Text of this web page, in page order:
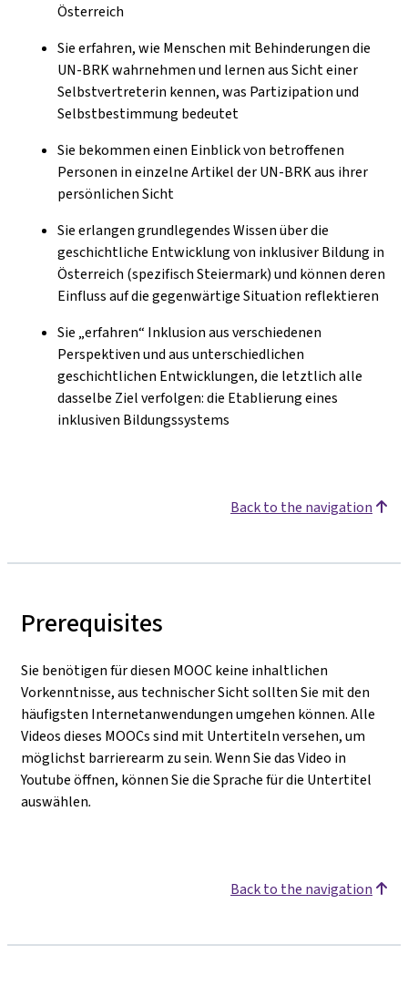
Österreich
Sie erfahren, wie Menschen mit Behinderungen die
UN-BRK wahrnehmen und lernen aus Sicht einer
Selbstvertreterin kennen, was Partizipation und
Selbstbestimmung bedeutet
Sie bekommen einen Einblick von betroffenen
Personen in einzelne Artikel der UN-BRK aus ihrer
persönlichen Sicht
Sie erlangen grundlegendes Wissen über die
geschichtliche Entwicklung von inklusiver Bildung in
Österreich (spezifisch Steiermark) und können deren
Einfluss auf die gegenwärtige Situation reflektieren
Sie „erfahren“ Inklusion aus verschiedenen
Perspektiven und aus unterschiedlichen
geschichtlichen Entwicklungen, die letztlich alle
dasselbe Ziel verfolgen: die Etablierung eines
inklusiven Bildungssystems
Back to the navigation
Prerequisites
Sie benötigen für diesen MOOC keine inhaltlichen
Vorkenntnisse, aus technischer Sicht sollten Sie mit den
häufigsten Internetanwendungen umgehen können. Alle
Videos dieses MOOCs sind mit Untertiteln versehen, um
möglichst barrierearm zu sein. Wenn Sie das Video in
Youtube öffnen, können Sie die Sprache für die Untertitel
auswählen.
Back to the navigation